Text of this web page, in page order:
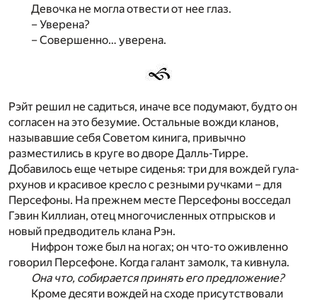
Девочка не могла отвести от нее глаз.
– Уверена?
– Совершенно… уверена.
Рэйт решил не садиться, иначе все подумают, будто он
согласен на это безумие. Остальные вожди кланов,
называвшие себя Советом кинига, привычно
разместились в круге во дворе Далль-Тирре.
Добавилось еще четыре сиденья: три для вождей гула-
рхунов и красивое кресло с резными ручками – для
Персефоны. На прежнем месте Персефоны восседал
Гэвин Киллиан, отец многочисленных отпрысков и
новый предводитель клана Рэн.
Нифрон тоже был на ногах; он что-то оживленно
говорил Персефоне. Когда галант замолк, та кивнула.
Она что, собирается принять его предложение?
Кроме десяти вождей на сходе присутствовали